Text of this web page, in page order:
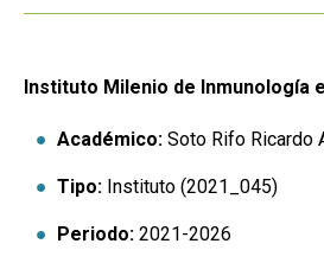
Instituto Milenio de Inmunología
Académico: Soto Rifo Ricardo
Tipo: Instituto (2021_045)
Periodo: 2021-2026